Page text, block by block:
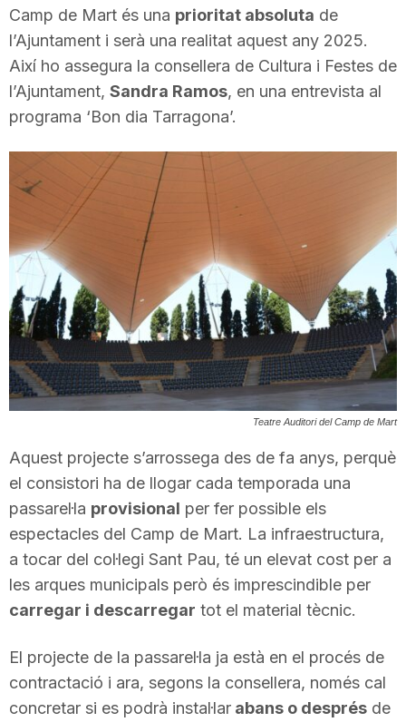
t
a
T
a
r
a
o
Camp de Mart és una prioritat absoluta de
l’Ajuntament i serà una realitat aquest any 2025.
Així ho assegura la consellera de Cultura i Festes de
l’Ajuntament, Sandra Ramos, en una entrevista al
programa ‘Bon dia Tarragona’.
Teatre Auditori del Camp de Mart
Aquest projecte s’arrossega des de fa anys, perquè
el consistori ha de llogar cada temporada una
passarel·la provisional per fer possible els
espectacles del Camp de Mart. La infraestructura,
a tocar del col·legi Sant Pau, té un elevat cost per a
les arques municipals però és imprescindible per
carregar i descarregar tot el material tècnic.
El projecte de la passarel·la ja està en el procés de
contractació i ara, segons la consellera, només cal
concretar si es podrà instal·lar abans o després de